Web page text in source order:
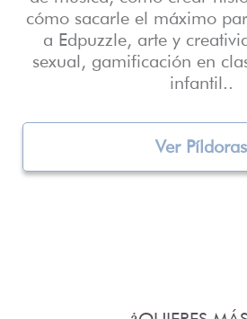
cómo sacarle el máximo
a Edpuzzle, arte y
sexual, gamificación en
infantil..
Ver Píldoras